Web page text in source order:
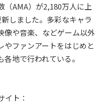
（AMA）が2,180万人に上
しました。多彩なキャラ
像や音楽、などゲーム以外
やファンアートをはじめと
地で行われている。
イト：